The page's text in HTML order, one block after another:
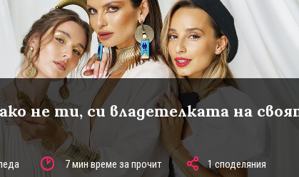
не ти, си владетелката на
7 мин време за прочит 1 споделяния